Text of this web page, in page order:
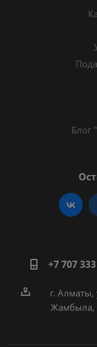
Блог
+7 707
г.
Жамбыла,